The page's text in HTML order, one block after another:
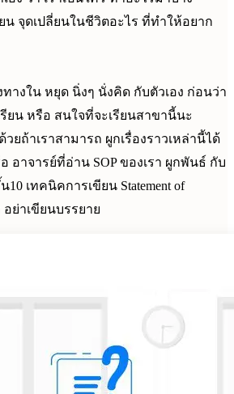
น จุดเปลี่ยนในชีวิตอะไร ที่ทำให้อยาก
างใน หยุด นิ่งๆ นั่งคิด กับตัวเอง ก่อนว่า
รียน หรือ สนใจที่จะเรียนสาขานี้นะ
วยถ้าเราสามารถ ผูกเรื่องราวเหล่านี้ได้
อาจารย์ที่อ่าน SOP ของเรา ผูกพันธ์ กับ
10 เทคนิคการเขียน Statement of
อย่าเขียนบรรยาย